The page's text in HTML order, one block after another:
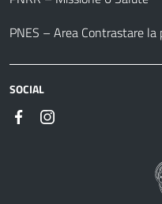
PNES – Area Contrastare
SOCIAL